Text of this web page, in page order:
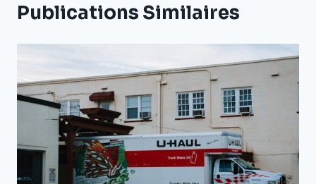
Publications Similaires